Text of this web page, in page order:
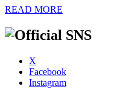
READ MORE
X
Facebook
Instagram